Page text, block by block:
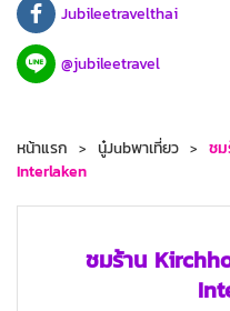
Jubileetravelthai
@jubileetravel
หน้าแรก นู๋Jubพาเที่ยว
ช
Interlaken
ชมร้าน